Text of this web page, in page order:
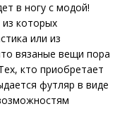
в ногу с модой!
которых
или из
вязаные вещи пора
кто приобретает
футляр в виде